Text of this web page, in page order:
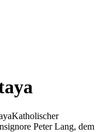
Katholischer
Peter Lang, dem